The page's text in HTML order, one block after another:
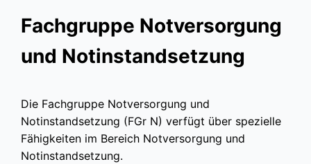
Fachgruppe Notversorgung
und Notinstandsetzung
Die Fachgruppe Notversorgung und
Notinstandsetzung (FGr N) verfügt über spezielle
Fähigkeiten im Bereich Notversorgung und
Notinstandsetzung.